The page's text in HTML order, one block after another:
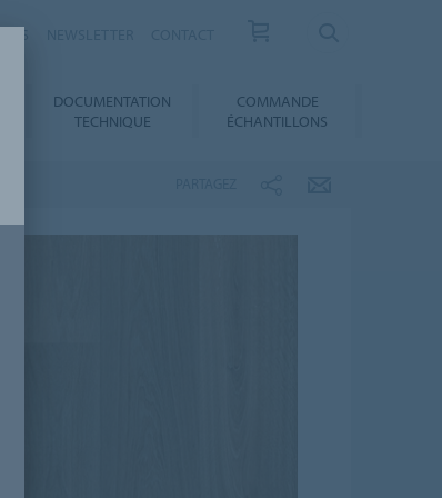
DOCUMENTATION
TECHNIQUE
COMMANDE
ÉCHANTILLONS